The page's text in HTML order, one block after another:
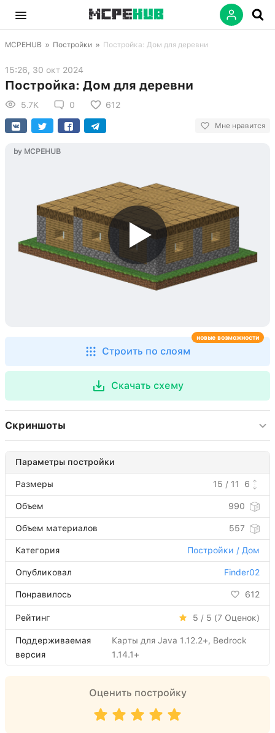
MCPEHUB » Постройки » Постройка: Дом для деревни
15:26, 30 окт 2024
Постройка: Дом для деревни
5.7K 0 612
Мне нравится
by MCPEHUB
Строить по слоям
новые возможности
Скачать схему
Скриншоты
Параметры постройки
Размеры 15 / 11 6
Объем 990
Объем материалов 557
Категория Постройки / Дом
Опубликовал Finder02
Понравилось 612
Рейтинг 5 / 5 (7 Оценок)
Поддерживаемая
версия
Карты для Java 1.12.2+, Bedrock
1.14.1+
Оценить постройку